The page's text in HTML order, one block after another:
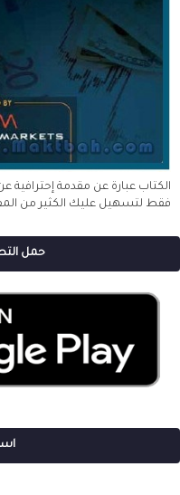
فقط لتسهيل عليك الكثير من
حمل